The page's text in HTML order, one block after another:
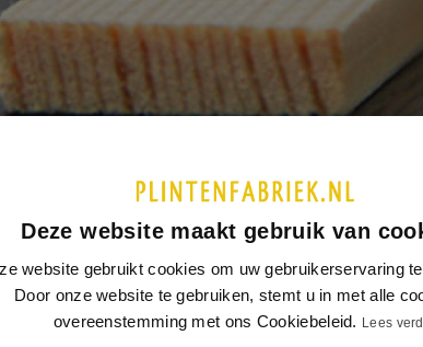
Ecologisch
SPECIFICATIES
dit product is nog geen extra productinformatie beschikbaar
Deze website maakt gebruik van
website gebruikt cookies om uw gebruikerservaring
Door onze website te gebruiken, stemt u in met alle
overeenstemming met ons Cookiebeleid. Lees